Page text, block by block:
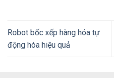
Robot bốc xếp hàng hóa tự
động hóa hiệu quả